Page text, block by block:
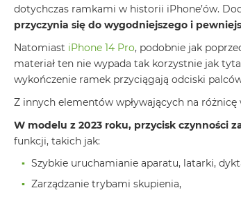
MacBook
Air
Złoty
Według
pamięci
RAM
Air
8GB
RAM
MacBook
dotychczas ramkami w historii iPhone’ów.
przyczynia się do wygodniejszego i
Natomiast iPhone 14 Pro, podobnie jak
materiał ten nie wypada tak korzystnie jak
wykończenie ramek przyciągają odciski
Z innych elementów wpływających na różnicę
W modelu z 2023 roku, przycisk czynności
funkcji, takich jak:
Szybkie uruchamianie aparatu, latarki,
Zarządzanie trybami skupienia,